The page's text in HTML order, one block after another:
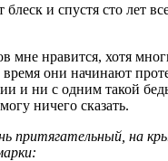
блеск и спустя сто лет
мне нравится, хотя
время они начинают
и ни с одним такой
ничего сказать.
притягательный, на